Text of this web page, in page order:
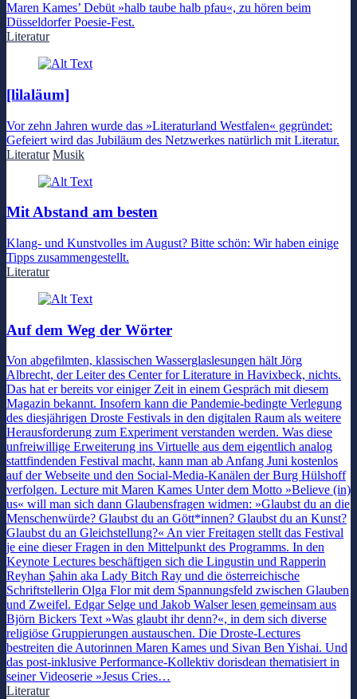
Maren Kames’ Debüt »halb taube halb pfau«, zu hören beim
Düsseldorfer Poesie-Fest.
Literatur
[lilaläum]
Vor zehn Jahren wurde das »Literaturland Westfalen« gegründet:
Gefeiert wird das Jubiläum des Netzwerkes natürlich mit Literatur.
Literatur Musik
Mit Abstand am besten
Klang- und Kunstvolles im August? Bitte schön: Wir haben einige
Tipps zusammengestellt.
Literatur
Auf dem Weg der Wörter
Von abgefilmten, klassischen Wasserglaslesungen hält Jörg
Albrecht, der Leiter des Center for Literature in Havixbeck, nichts.
Das hat er bereits vor einiger Zeit in einem Gespräch mit diesem
Magazin bekannt. Insofern kann die Pandemie-bedingte Verlegung
des diesjährigen Droste Festivals in den digitalen Raum als weitere
Herausforderung zum Experiment verstanden werden. Was diese
unfreiwillige Erweiterung ins Virtuelle aus dem eigentlich analog
stattfindenden Festival macht, kann man ab Anfang Juni kostenlos
auf der Webseite und den Social-Media-Kanälen der Burg Hülshoff
verfolgen. Lecture mit Maren Kames Unter dem Motto »Believe (in)
us« will man sich dann Glaubensfragen widmen: »Glaubst du an die
Menschenwürde? Glaubst du an Gött*innen? Glaubst du an Kunst?
Glaubst du an Gleichstellung?« An vier Freitagen stellt das Festival
je eine dieser Fragen in den Mittelpunkt des Programms. In den
Keynote Lectures beschäftigen sich die Lingustin und Rapperin
Reyhan Şahin aka Lady Bitch Ray und die österreichische
Schriftstellerin Olga Flor mit dem Spannungsfeld zwischen Glauben
und Zweifel. Edgar Selge und Jakob Walser lesen gemeinsam aus
Björn Bickers Text »Was glaubt ihr denn?«, in dem sich diverse
religiöse Gruppierungen austauschen. Die Droste-Lectures
bestreiten die Autorinnen Maren Kames und Sivan Ben Yishai. Und
das post-inklusive Performance-Kollektiv dorisdean thematisiert in
seiner Videoserie »Jesus Cries…
Literatur